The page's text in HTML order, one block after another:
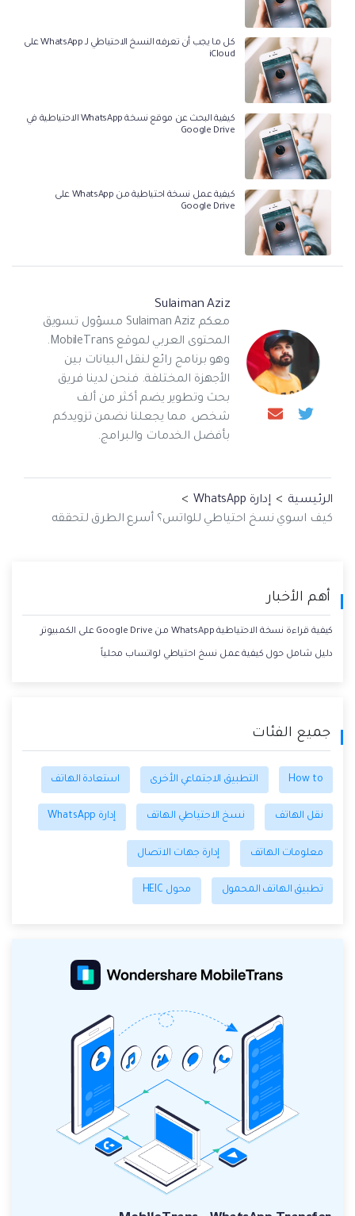
كل ما يجب أن تعرفه النسخ الاحتياطي لـ WhatsApp على
iCloud
كيفية البحث عن موقع نسخة WhatsApp الاحتياطية في
Google Drive
كيفية عمل نسخة احتياطية من WhatsApp على
Google Drive
Sulaiman Aziz
معكم Sulaiman Aziz مسؤول تسويق
المحتوى العربي لموقع MobileTrans.
وهو برنامج رائع لنقل البيانات بين
الأجهزة المختلفة. فنحن لدينا فريق
بحث وتطوير يضم أكثر من ألف
شخص. مما يجعلنا نضمن تزويدكم
بأفضل الخدمات والبرامج.
الرئيسية > إدارة WhatsApp
>
كيف اسوي نسخ احتياطي للواتس؟ أسرع الطرق لتحققه
أهم الأخبار
كيفية قراءة نسخة الاحتياطية WhatsApp من Google Drive على الكمبيوتر
دليل شامل حول كيفية عمل نسخ احتياطي لواتساب محلياً
جميع الفئات
How to التطبيق الاجتماعي الأخرى استعادة الهاتف
نقل الهاتف نسخ الاحتياطي الهاتف إدارة WhatsApp
معلومات الهاتف إدارة جهات الاتصال
تطبيق الهاتف المحمول محول HEIC